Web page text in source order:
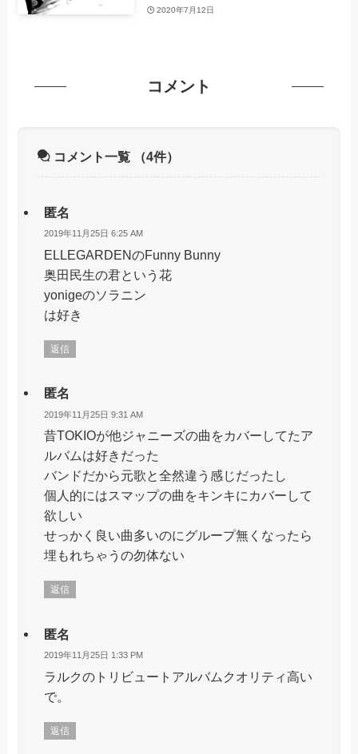
2020年7月12日
コメント
コメント一覧 （4件）
匿名
2019年11月25日 6:25 AM
ELLEGARDENのFunny Bunny
奥田民生の君という花
yonigeのソラニン
は好き
返信
匿名
2019年11月25日 9:31 AM
昔TOKIOが他ジャニーズの曲をカバーしてたア
ルバムは好きだった
バンドだから元歌と全然違う感じだったし
個人的にはスマップの曲をキンキにカバーして
欲しい
せっかく良い曲多いのにグループ無くなったら
埋もれちゃうの勿体ない
返信
匿名
2019年11月25日 1:33 PM
ラルクのトリビュートアルバムクオリティ高い
で。
返信